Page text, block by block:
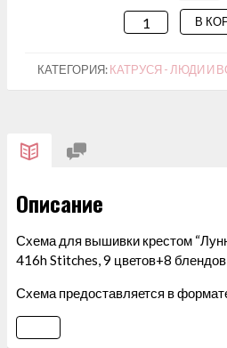
КОЛИЧЕСТВО
СХЕМА
ДЛЯ
В
КАТЕГОРИЯ:КАТРУСЯ - ЛЮДИ И
Описание
Схема для вышивки крестом
416h Stitches, 9 цветов+8 блендов
Схема предоставляется в